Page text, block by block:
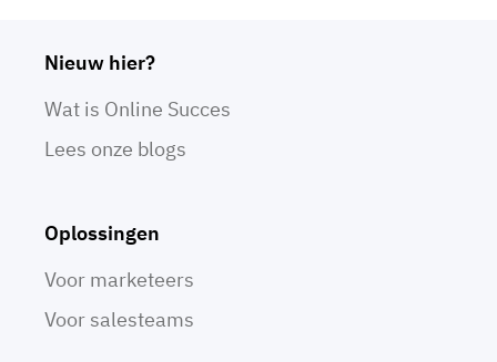
Nieuw hier?
Wat is Online Succes
Lees onze blogs
Oplossingen
Voor marketeers
Voor salesteams